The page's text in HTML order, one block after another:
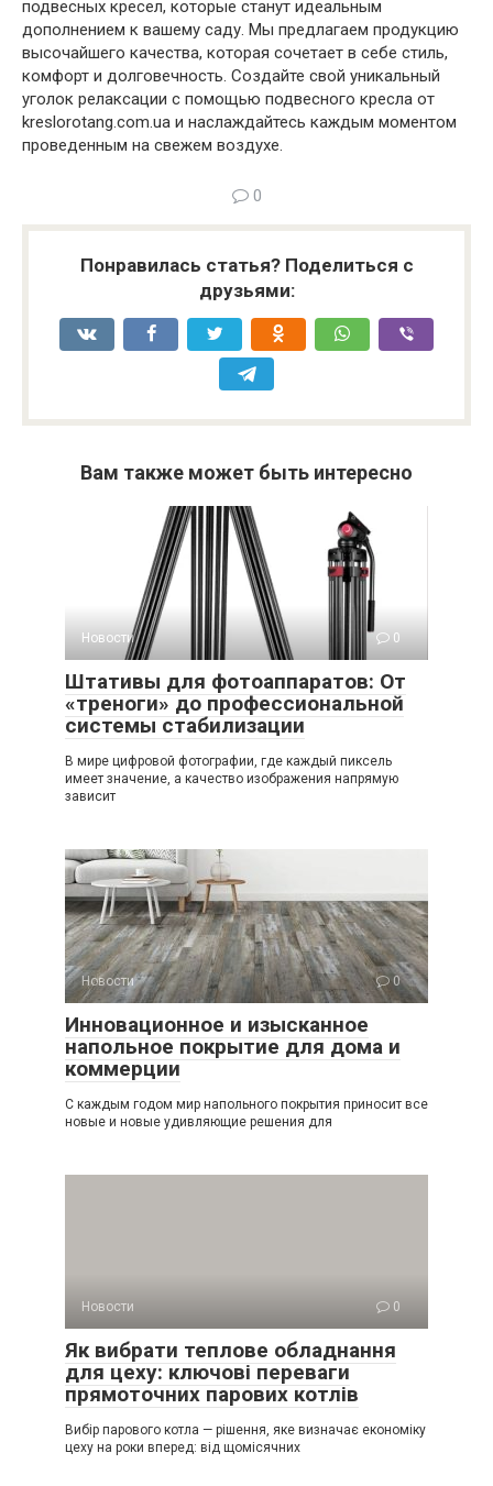
подвесных кресел, которые станут идеальным
дополнением к вашему саду. Мы предлагаем продукцию
высочайшего качества, которая сочетает в себе стиль,
комфорт и долговечность. Создайте свой уникальный
уголок релаксации с помощью подвесного кресла от
kreslorotang.com.ua и наслаждайтесь каждым моментом
проведенным на свежем воздухе.
0
Понравилась статья? Поделиться с
друзьями:
Вам также может быть интересно
Новости 0
Штативы для фотоаппаратов: От
«треноги» до профессиональной
системы стабилизации
В мире цифровой фотографии, где каждый пиксель
имеет значение, а качество изображения напрямую
зависит
Новости 0
Инновационное и изысканное
напольное покрытие для дома и
коммерции
С каждым годом мир напольного покрытия приносит все
новые и новые удивляющие решения для
Новости 0
Як вибрати теплове обладнання
для цеху: ключові переваги
прямоточних парових котлів
Вибір парового котла — рішення, яке визначає економіку
цеху на роки вперед: від щомісячних